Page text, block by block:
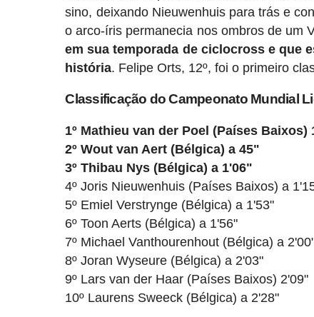
sino, deixando Nieuwenhuis para trás e
o arco-íris permanecia nos ombros de um
em sua temporada de ciclocross e que
história. Felipe Orts, 12º, foi o primeiro
Classificação do Campeonato Mundial
1º Mathieu van der Poel (Países Baixos)
2º Wout van Aert (Bélgica) a 45"
3º Thibau Nys (Bélgica) a 1'06"
4º Joris Nieuwenhuis (Países Baixos) a
5º Emiel Verstrynge (Bélgica) a 1'53"
6º Toon Aerts (Bélgica) a 1'56"
7º Michael Vanthourenhout (Bélgica) a
8º Joran Wyseure (Bélgica) a 2'03"
9º Lars van der Haar (Países Baixos) 2'09"
10º Laurens Sweeck (Bélgica) a 2'28"